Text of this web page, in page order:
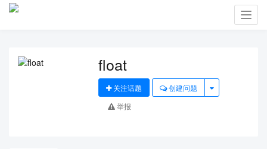
float
关注话题
创建问题
举报